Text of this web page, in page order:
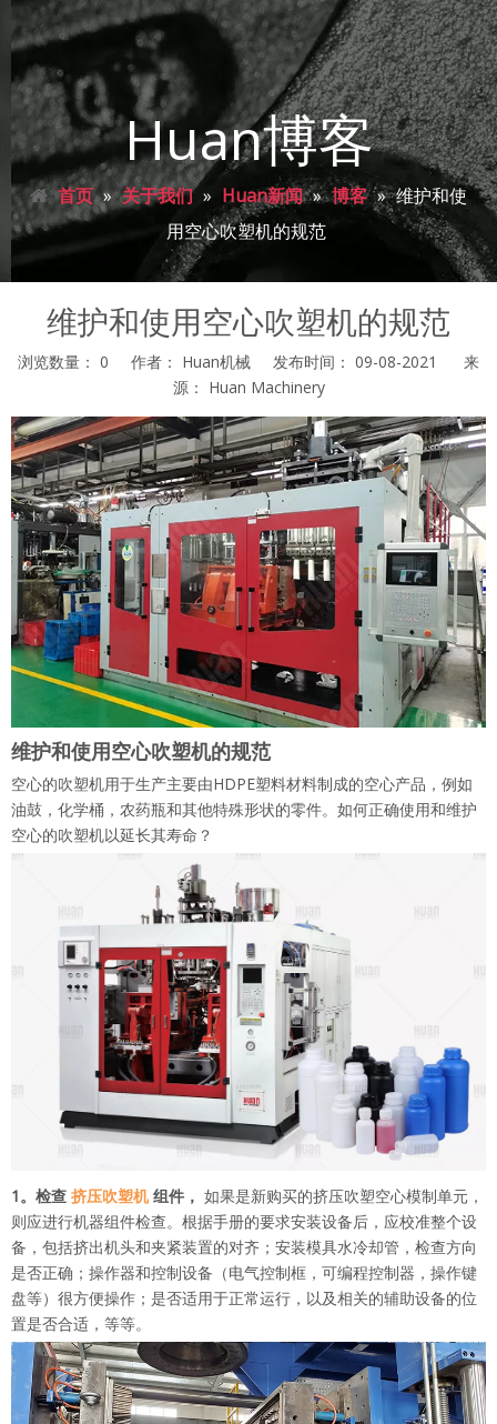
Huan博客
首页 » 关于我们 » Huan新闻 » 博客 » 维护和使
用空心吹塑机的规范
维护和使用空心吹塑机的规范
浏览数量： 0 作者： Huan机械 发布时间： 09-08-2021 来
源： Huan Machinery
维护和使用空心吹塑机的规范
空心的吹塑机用于生产主要由HDPE塑料材料制成的空心产品，例如
油鼓，化学桶，农药瓶和其他特殊形状的零件。如何正确使用和维护
空心的吹塑机以延长其寿命？
1。检查 挤压吹塑机组件， 如果是新购买的挤压吹塑空心模制单元，
则应进行机器组件检查。根据手册的要求安装设备后，应校准整个设
备，包括挤出机头和夹紧装置的对齐；安装模具水冷却管，检查方向
是否正确；操作器和控制设备（电气控制框，可编程控制器，操作键
盘等）很方便操作；是否适用于正常运行，以及相关的辅助设备的位
置是否合适，等等。